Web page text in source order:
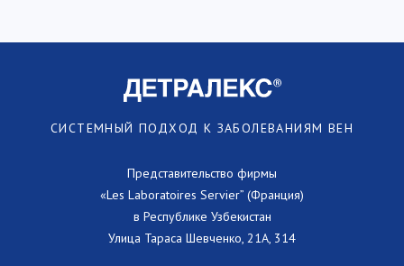
СИСТЕМНЫЙ ПОДХОД К ЗАБОЛЕВАНИЯМ ВЕН
Представительство фирмы
«Les Laboratoires Servier” (Франция)
в Республике Узбекистан
Улица Тараса Шевченко, 21А, 314